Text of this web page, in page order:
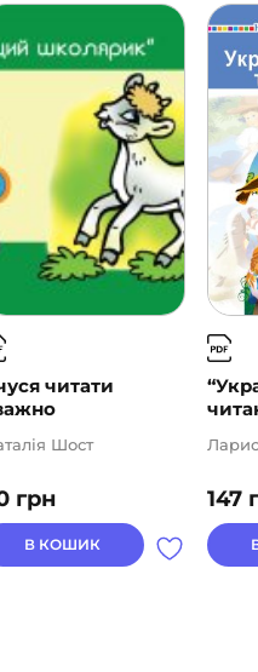
читати
грн
Шост
В КОШИК
147